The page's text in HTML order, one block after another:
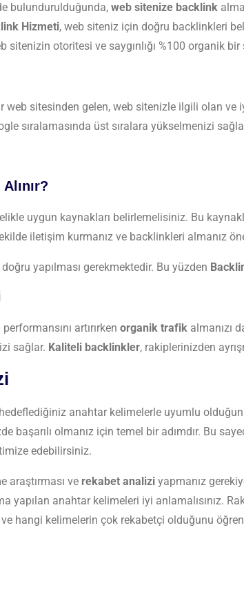
bulundurulduğunda, web sitenize backlink
Hizmeti, web siteniz için doğru backlinkleri
sitenizin otoritesi ve saygınlığı %100 organik bir
web sitesinden gelen, web sitenizle ilgili olan
sıralamasında üst sıralara yükselmenizi
uygun kaynakları belirlemelisiniz. Bu
iletişim kurmanız ve backlinkleri almanız
yapılması gerekmektedir. Bu yüzden
artırırken organik trafik almanızı
sağlar. Kaliteli backlinkler, rakiplerinizden
anahtar kelimelerle uyumlu
başarılı olmanız için temel bir adımdır. Bu
edebilirsiniz.
araştırması ve rekabet analizi yapmanız
yapılan anahtar kelimeleri iyi anlamalısınız.
hangi kelimelerin çok rekabetçi olduğunu